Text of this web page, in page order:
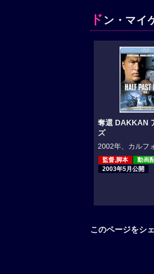
ド ン・マイ
奪還 DAKKAN
ズ
2002年、カルフ
監督,脚本
動画
2003年5月公開
このページをシ